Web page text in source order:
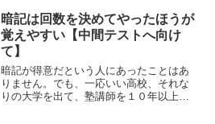
ーティンを作っていくことが大切でし
た。そんな中、「リアサポ」 ...
暗記は回数を決めてやったほうが
覚えやすい【中間テストへ向け
て】
暗記が得意だという人にあったことはあ
りません。でも、一応いい高校、それな
りの大学を出て、塾講師を１０年以上や